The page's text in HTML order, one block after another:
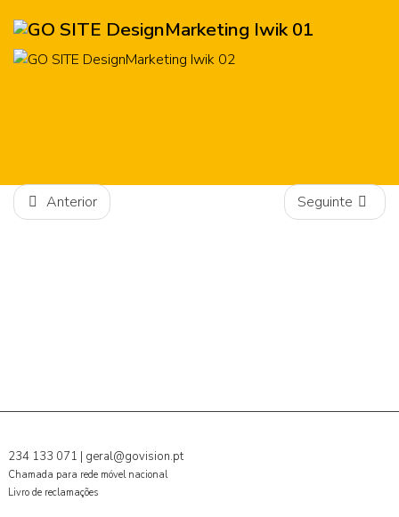
Anterior Seguinte
234 133 071 | geral@govision.pt
Chamada para rede móvel nacional
Livro de reclamações